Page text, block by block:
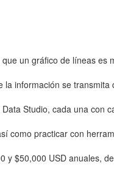
un gráfico de líneas
información se
Studio, cada una con
practicar con
y $50,000 USD anuales,